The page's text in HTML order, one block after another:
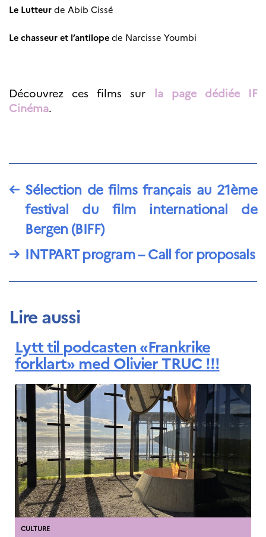
Le Lutteurde Abib Cissé
Le chasseur et l’antilopede Narcisse Youmbi
Découvrez ces films sur la page dédiée IF
Cinéma.
← Sélection de films français au 21ème
festival du film international de
Bergen (BIFF)
→ INTPART program – Call for proposals
Lire aussi
Lytt til podcasten «Frankrike
forklart» med Olivier TRUC !!!
CULTURE